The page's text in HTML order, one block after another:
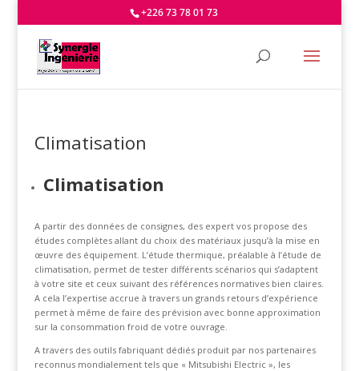
+226 73 78 01 73
Climatisation
Climatisation
A partir des données de consignes, des expert vos propose des
études complètes allant du choix des matériaux jusqu’à la mise en
œuvre des équipement. L’étude thermique, préalable à l’étude de
climatisation, permet de tester différents scénarios qui s’adaptent
à votre site et ceux suivant des références normatives bien claires.
A cela l’expertise accrue à travers un grands retours d’expérience
permet à même de faire des prévision avec bonne approximation
sur la consommation froid de votre ouvrage.
A travers des outils fabriquant dédiés produit par nos partenaires
reconnus mondialement tels que « Mitsubishi Electric », les